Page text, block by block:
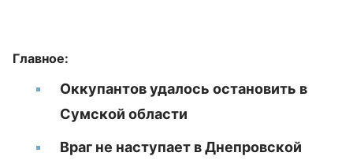
Главное:
Оккупантов удалось остановить в
Сумской области
Враг не наступает в Днепровской